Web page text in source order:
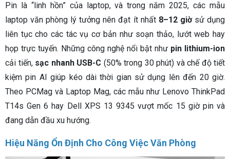
Pin là “linh hồn” của laptop, và trong năm 2025, các mẫu
laptop văn phòng lý tưởng nên đạt ít nhất 8–12 giờsử dụng
liên tục cho các tác vụ cơ bản như soạn thảo, lướt web hay
họp trực tuyến. Những công nghệ nổi bật như pin lithium-ion
cải tiến, sạc nhanh USB-C (50% trong 30 phút) và chế độ tiết
kiệm pin AI giúp kéo dài thời gian sử dụng lên đến 20 giờ.
Theo PCMag và Laptop Mag, các mẫu như Lenovo ThinkPad
T14s Gen 6 hay Dell XPS 13 9345 vượt mốc 15 giờ pin và
đang dẫn đầu xu hướng.
Hiệu Năng Ổn Định Cho Công Việc Văn Phòng